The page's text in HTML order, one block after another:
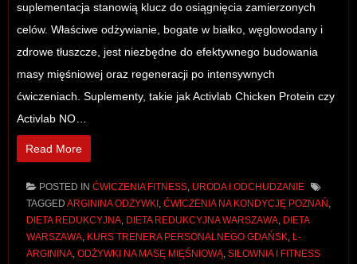
suplementacja stanowią klucz do osiągnięcia zamierzonych
celów. Właściwe odżywianie, bogate w białko, węglowodany i
zdrowe tłuszcze, jest niezbędne do efektywnego budowania
masy mięśniowej oraz regeneracji po intensywnych
ćwiczeniach. Suplementy, takie jak Activlab Chicken Protein czy
Activlab NO…
Read More
POSTED IN ĆWICZENIA FITNESS, URODA I ODCHUDZANIE
TAGGED ARGININA ODŻYWKI , ĆWICZENIA NA KONDYCJĘ POZNAŃ ,
DIETA REDUKCYJNA, DIETA REDUKCYJNA WARSZAWA, DIETA
WARSZAWA, KURS TRENERA PERSONALNEGO GDAŃSK, L-
ARGININA, ODŻYWKI NA MASĘ MIĘŚNIOWĄ, SIŁOWNIA I FITNESS